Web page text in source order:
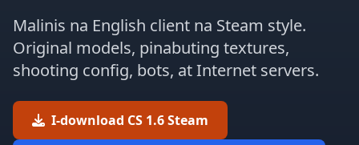
Malinis na English client na Steam style.
Original models, pinabuting textures,
shooting config, bots, at Internet servers.
I-download CS 1.6 Steam